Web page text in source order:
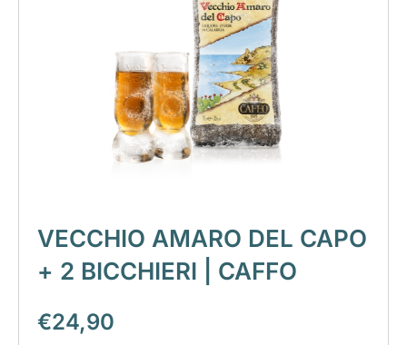
VECCHIO AMARO DEL CAPO
+ 2 BICCHIERI | CAFFO
€24,90